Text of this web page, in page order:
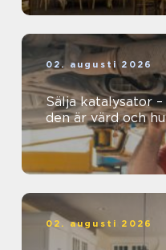
02. augusti 2026
Sälja katalysator
den är värd och
02. augusti 2026